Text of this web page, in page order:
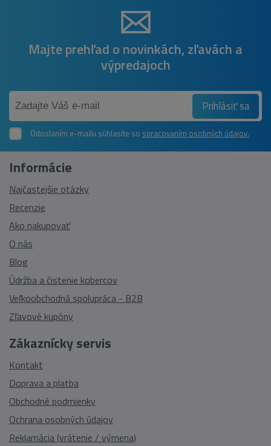
Majte prehľad o novinkách, zľavách a
výpredajoch
Prihlásiť sa
Odoslaním e-mailu súhlasíte so spracovaním osobných údajov.
Zákaznícky servis
Kontakt
Doprava a platba
Obchodné podmienky
Ochrana osobných údajov
Reklamácia (vrátenie / výmena)
Informácie
Najčastejšie otázky
Recenzie
Ako nakupovať
O nás
Blog
Údržba a čistenie kobercov
Veľkoobchodná spolupráca - B2B
Zľavové kupóny